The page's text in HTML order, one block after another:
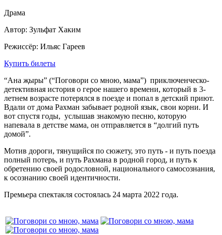
Драма
Автор: Зульфат Хаким
Режиссёр: Ильяс Гареев
Купить билеты
“Ана җыры” (“Поговори со мною, мама”) приключенческо-
детективная история о герое нашего времени, который в 3-
летнем возрасте потерялся в поезде и попал в детский приют.
Вдали от дома Рахман забывает родной язык, свои корни. И
вот спустя годы, услышав знакомую песню, которую
напевала в детстве мама, он отправляется в “долгий путь
домой”.
Мотив дороги, тянущийся по сюжету, это путь - и путь поезда
полный потерь, и путь Рахмана в родной город, и путь к
обретению своей родословной, национального самосознания,
к осознанию своей идентичности.
Премьера спектакля состоялась 24 марта 2022 года.